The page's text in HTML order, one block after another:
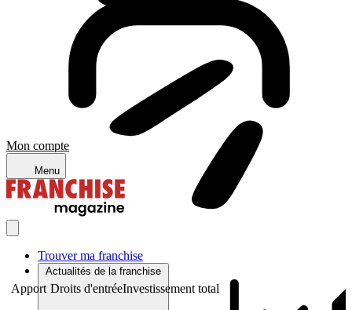
Mon compte
Menu
Trouver ma franchise
Actualités de la franchise
Apport Droits d'entréeInvestissement total